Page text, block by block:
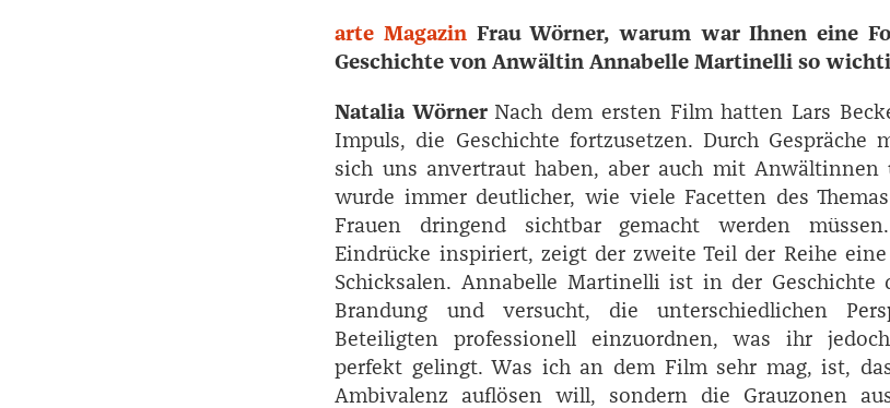
arte Magazin Frau Wörner, warum war Ihnen eine
Geschichte von Anwältin ­Annabelle ­Martinelli so
Natalia Wörner Nach dem ersten Film hatten Lars
Impuls, die Geschichte fortzusetzen. Durch Gespräche
sich uns anvertraut haben, aber auch mit Anwältinnen
wurde immer deutlicher, wie viele Facetten des
Frauen dringend sichtbar gemacht werden
Eindrücke inspiriert, zeigt der zweite Teil der Reihe
Schicksalen. ­Annabelle ­Martinelli ist in der Geschichte
Brandung und versucht, die unterschiedlichen
Beteiligten professionell einzuordnen, was ihr
perfekt gelingt. Was ich an dem Film sehr mag, ist,
Ambivalenz auflösen will, sondern die Grauzonen